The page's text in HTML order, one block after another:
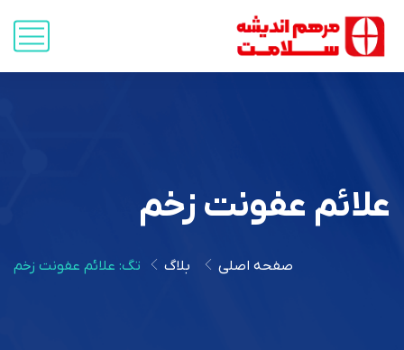
علائم عفونت زخم
صفحه اصلی بلاگ تگ: علائم عفونت زخم